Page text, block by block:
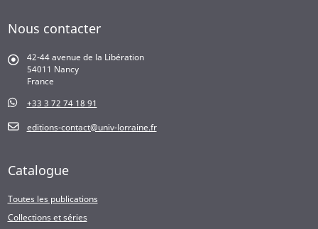
Nous contacter
42-44 avenue de la Libération
54011 Nancy
France
+33 3 72 74 18 91
editions-contact@univ-lorraine.fr
Catalogue
Toutes les publications
Collections et séries